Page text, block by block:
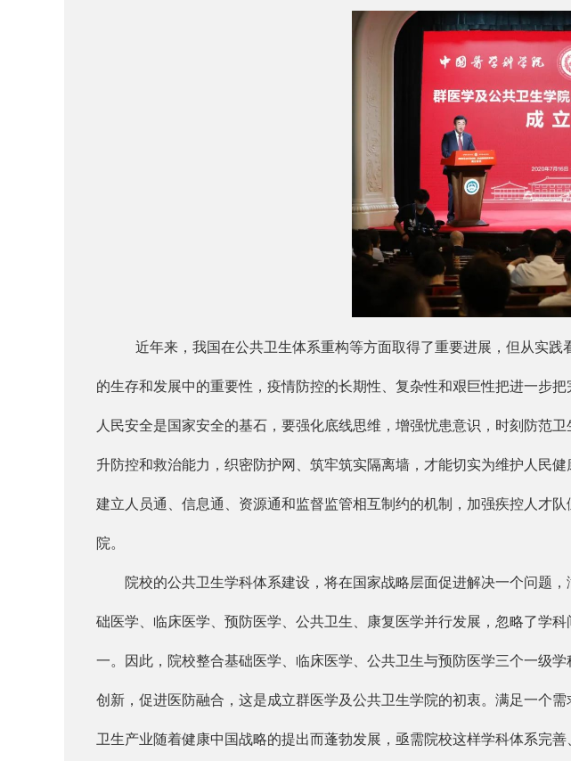
近年来，我国在公共卫生体系重构等方面取得了重要进展，但从实
的生存和发展中的重要性，疫情防控的长期性、复杂性和艰巨性把进一步
人民安全是国家安全的基石，要强化底线思维，增强忧患意识，时刻防范
升防控和救治能力，织密防护网、筑牢筑实隔离墙，才能切实为维护人民
建立人员通、信息通、资源通和监督监管相互制约的机制，加强疾控人才
院。
院校的公共卫生学科体系建设，将在国家战略层面促进解决一个问题，
础医学、临床医学、预防医学、公共卫生、康复医学并行发展，忽略了学
一。因此，院校整合基础医学、临床医学、公共卫生与预防医学三个一级
创新，促进医防融合，这是成立群医学及公共卫生学院的初衷。满足一个
卫生产业随着健康中国战略的提出而蓬勃发展，亟需院校这样学科体系完